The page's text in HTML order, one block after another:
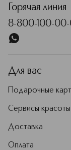
Горячая линия
8-800-100-
Для вас
Подарочные
Сервисы красоты
Доставка
Оплата